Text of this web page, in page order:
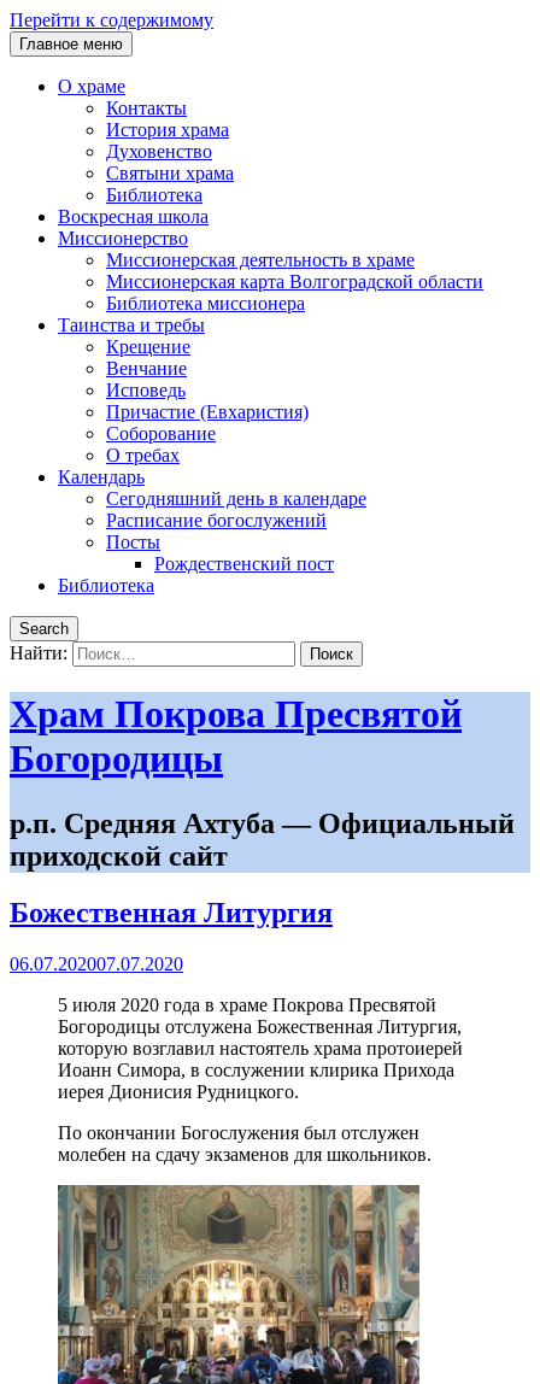
Перейти к содержимому
Главное меню
О храме
Контакты
История храма
Духовенство
Святыни храма
Библиотека
Воскресная школа
Миссионерство
Миссионерская деятельность в храме
Миссионерская карта Волгоградской области
Библиотека миссионера
Таинства и требы
Крещение
Венчание
Исповедь
Причастие (Евхаристия)
Соборование
О требах
Календарь
Сегодняшний день в календаре
Расписание богослужений
Посты
Рождественский пост
Библиотека
Search
Найти:
Храм Покрова Пресвятой
Богородицы
р.п. Средняя Ахтуба — Официальный
приходской сайт
Божественная Литургия
06.07.202007.07.2020
5 июля 2020 года в храме Покрова Пресвятой
Богородицы отслужена Божественная Литургия,
которую возглавил настоятель храма протоиерей
Иоанн Симора, в сослужении клирика Прихода
иерея Дионисия Рудницкого.
По окончании Богослужения был отслужен
молебен на сдачу экзаменов для школьников.